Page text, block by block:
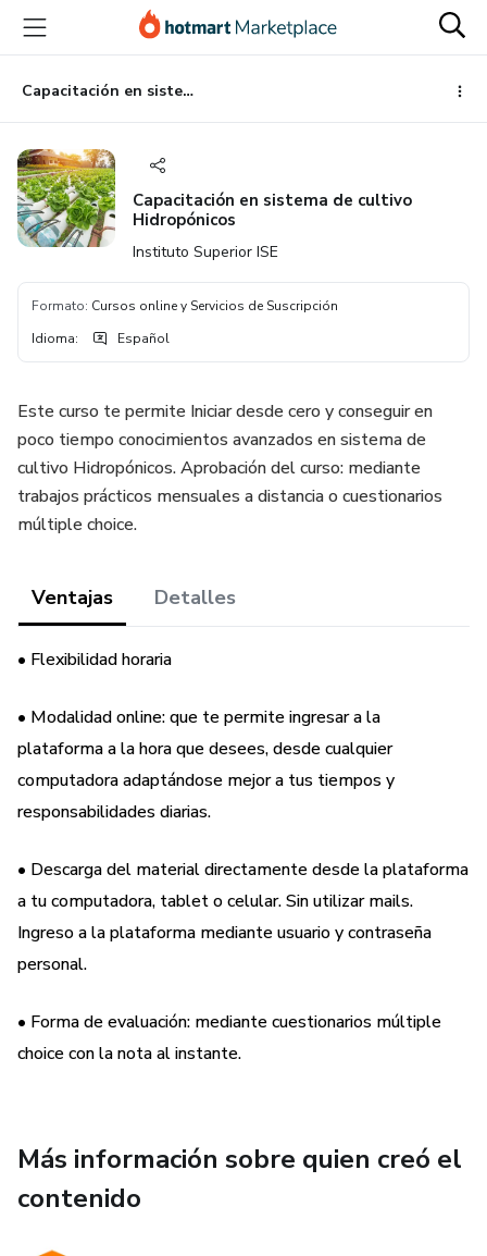
principal
página
de
página
Capacitación en sistema de cultivo Hidropónicos
Capacitación en sistema de cultivo
Hidropónicos
Instituto Superior ISE
Formato: Cursos online y Servicios de Suscripción
Idioma: Español
Este curso te permite Iniciar desde cero y conseguir en
poco tiempo conocimientos avanzados en sistema de
cultivo Hidropónicos. Aprobación del curso: mediante
trabajos prácticos mensuales a distancia o cuestionarios
múltiple choice.
Ventajas Detalles
• Flexibilidad horaria
• Modalidad online: que te permite ingresar a la
plataforma a la hora que desees, desde cualquier
computadora adaptándose mejor a tus tiempos y
responsabilidades diarias.
• Descarga del material directamente desde la plataforma
a tu computadora, tablet o celular. Sin utilizar mails.
Ingreso a la plataforma mediante usuario y contraseña
personal.
• Forma de evaluación: mediante cuestionarios múltiple
choice con la nota al instante.
Más información sobre quien creó el
contenido